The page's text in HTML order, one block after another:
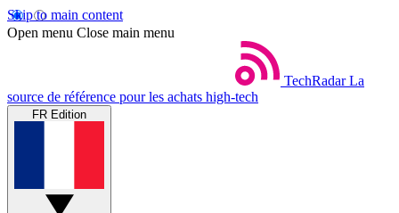
Skip to main content
Open menu Close main menu
TechRadar La
source de référence pour les achats high-tech
FR Edition